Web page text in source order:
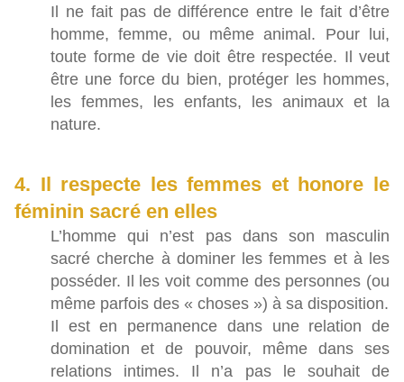
Il ne fait pas de différence entre le fait d’être
homme, femme, ou même animal. Pour lui,
toute forme de vie doit être respectée. Il veut
être une force du bien, protéger les hommes,
les femmes, les enfants, les animaux et la
nature.
4. Il respecte les femmes et honore le
féminin sacré en elles
L’homme qui n’est pas dans son masculin
sacré cherche à dominer les femmes et à les
posséder. Il les voit comme des personnes (ou
même parfois des « choses ») à sa disposition.
Il est en permanence dans une relation de
domination et de pouvoir, même dans ses
relations intimes. Il n’a pas le souhait de